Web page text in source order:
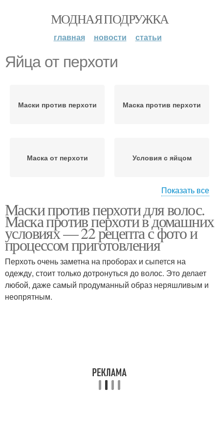
МОДНАЯ ПОДРУЖКА
главная новости статьи
Яйца от перхоти
Маски против перхоти Маска против перхоти
Маска от перхоти Условия с яйцом
Рецепты от перхоти Масло от перхоти
Травы от перхоти Отвар от перхоти
Календула от перхоти
Показать все
Маски против перхоти для волос.
Маска против перхоти в домашних
условиях — 22 рецепта с фото и
процессом приготовления
Перхоть очень заметна на проборах и сыпется на
одежду, стоит только дотронуться до волос. Это делает
любой, даже самый продуманный образ неряшливым и
неопрятным.